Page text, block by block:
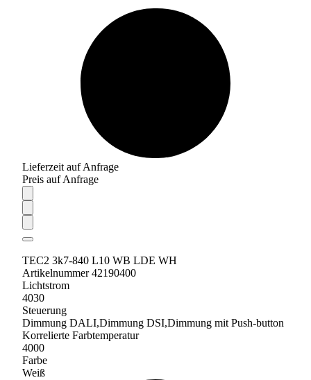
Lieferzeit auf Anfrage
Preis auf Anfrage
TEC2 3k7-840 L10 WB LDE WH
Artikelnummer 42190400
Lichtstrom
4030
Steuerung
Dimmung DALI,Dimmung DSI,Dimmung mit Push-button
Korrelierte Farbtemperatur
4000
Farbe
Weiß